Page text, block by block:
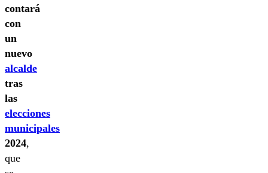
contará
con
un
nuevo
alcalde
tras
las
elecciones
municipales
2024,
que